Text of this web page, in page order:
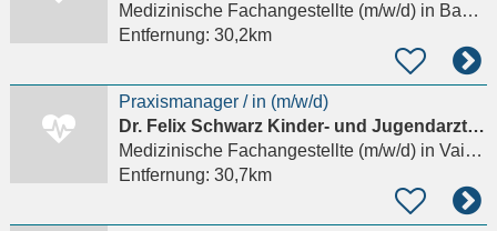
Medizinische Fachangestellte (m/w/d)in Bad Wildbad
Entfernung: 30,2km
Praxismanager / in (m/w/d)
Dr. Felix Schwarz Kinder- und Jugendarztpraxis
Medizinische Fachangestellte (m/w/d)in Vaihingen an der Enz, Enzweihingen
Entfernung: 30,7km